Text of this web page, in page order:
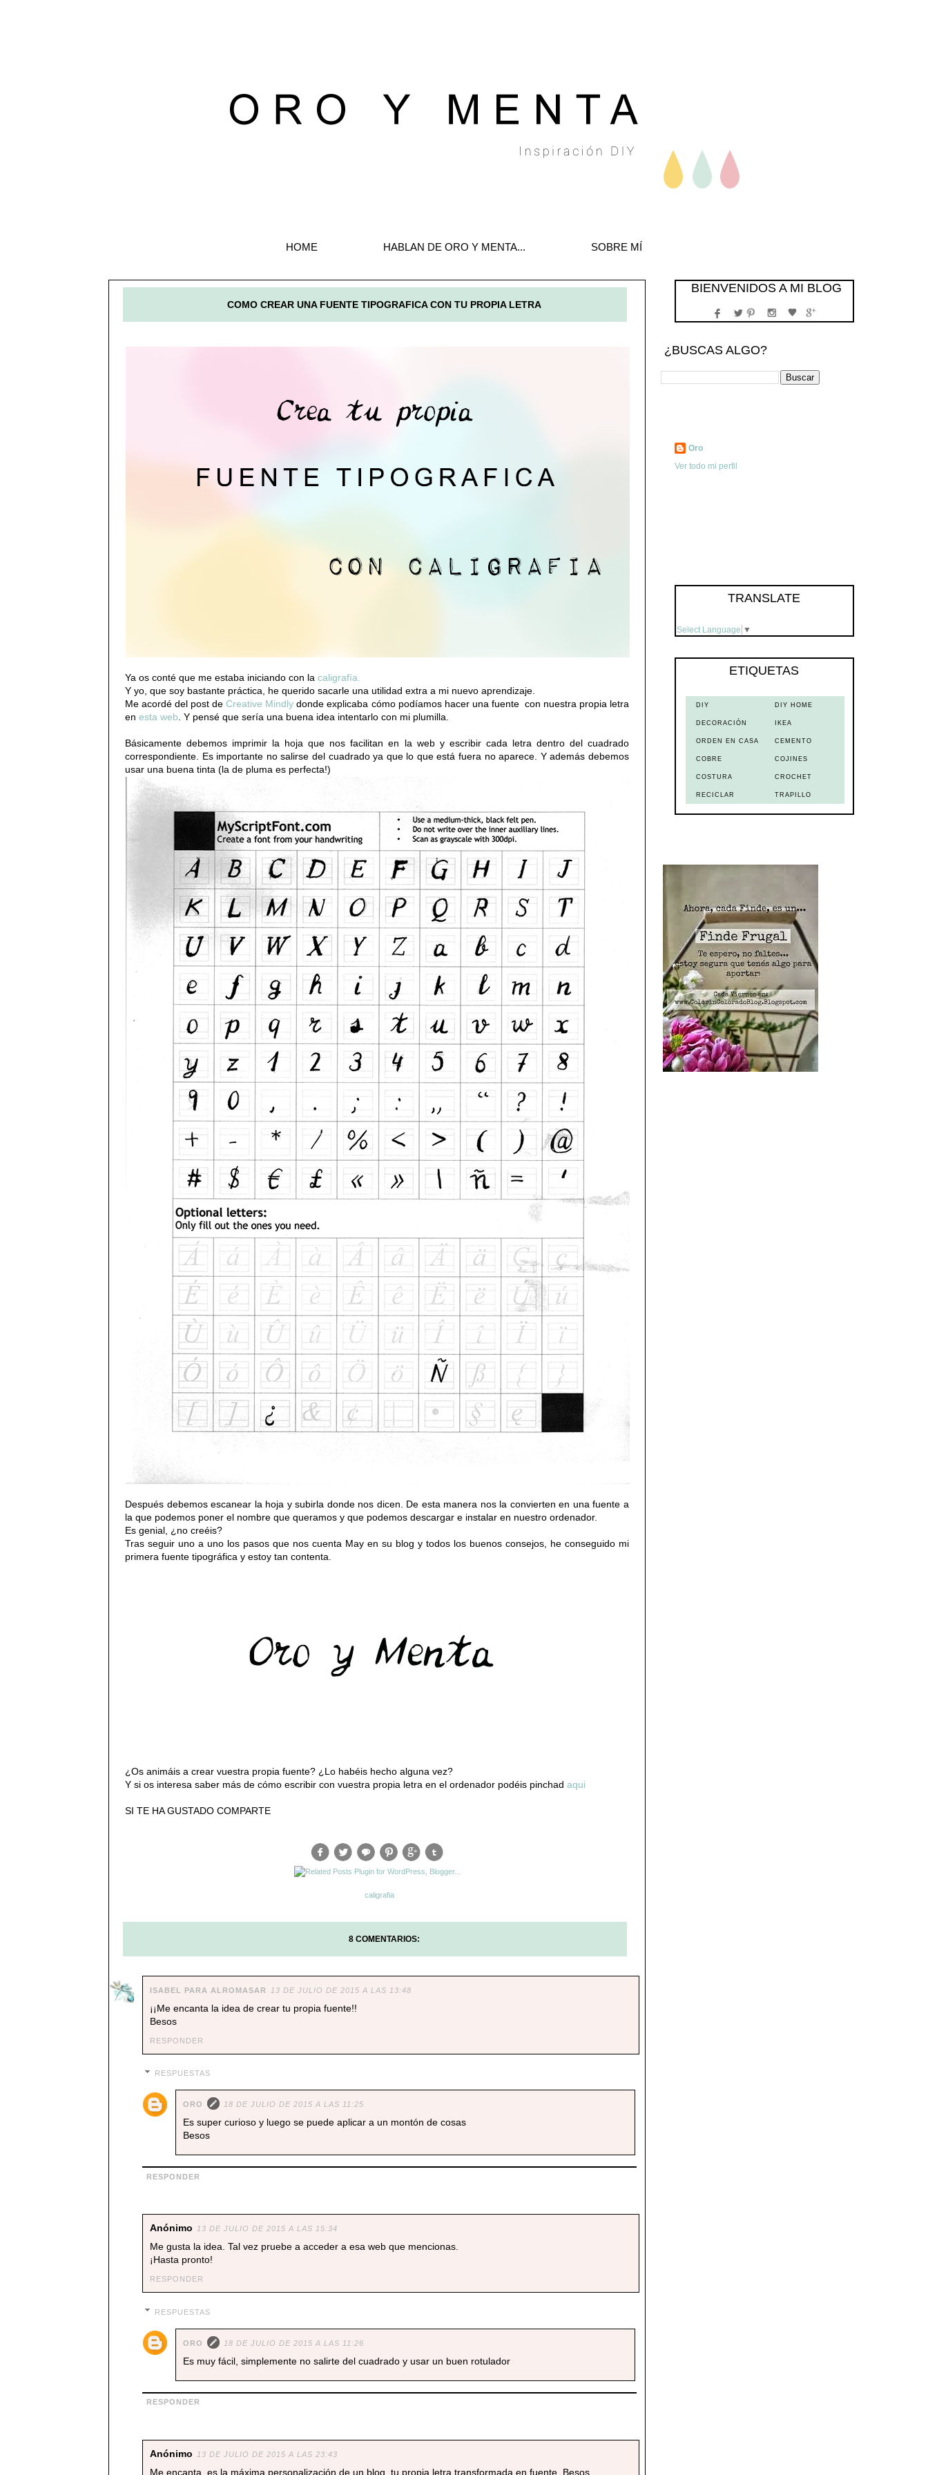
HOME HABLAN DE ORO Y MENTA... SOBRE MÍ
COMO CREAR UNA FUENTE TIPOGRAFICA CON TU PROPIA LETRA
Ya os conté que me estaba iniciando con la caligrafía.
Y yo, que soy bastante práctica, he querido sacarle una utilidad extra a mi nuevo aprendizaje.
Me acordé del post deCreative Mindly donde explicaba cómo podíamos hacer una fuente con nuestra propia letra
en esta web . Y pensé que sería una buena idea intentarlo con mi plumilla.
Básicamente debemos imprimir la hoja que nos facilitan en la web y escribir cada letra dentro del cuadrado
correspondiente. Es importante no salirse del cuadrado ya que lo que está fuera no aparece. Y además debemos
usar una buena tinta (la de pluma es perfecta!)
Después debemos escanear la hoja y subirla donde nos dicen. De esta manera nos la convierten en una fuente a
la que podemos poner el nombre que queramos y que podemos descargar e instalar en nuestro ordenador.
Es genial, ¿no creéis?
Tras seguir uno a uno los pasos que nos cuenta May en su blog y todos los buenos consejos, he conseguido mi
primera fuente tipográfica y estoy tan contenta.
¿Os animáis a crear vuestra propia fuente? ¿Lo habéis hecho alguna vez?
Y si os interesa saber más de cómo escribir con vuestra propia letra en el ordenador podéis pinchad aqui
SI TE HA GUSTADO COMPARTE
caligrafia
8 COMENTARIOS:
ISABEL PARA ALROMASAR 13 DE JULIO DE 2015 A LAS 13:48
¡¡Me encanta la idea de crear tu propia fuente!!
Besos
RESPONDER
RESPUESTAS
ORO 18 DE JULIO DE 2015 A LAS 11:25
Es super curioso y luego se puede aplicar a un montón de cosas
Besos
RESPONDER
Anónimo 13 DE JULIO DE 2015 A LAS 15:34
Me gusta la idea. Tal vez pruebe a acceder a esa web que mencionas.
¡Hasta pronto!
RESPONDER
RESPUESTAS
ORO 18 DE JULIO DE 2015 A LAS 11:26
Es muy fácil, simplemente no salirte del cuadrado y usar un buen rotulador
RESPONDER
Anónimo 13 DE JULIO DE 2015 A LAS 23:43
Me encanta, es la máxima personalización de un blog, tu propia letra transformada en fuente. Besos
BIENVENIDOS A MI BLOG
¿BUSCAS ALGO?
Oro
Ver todo mi perfil
TRANSLATE
Select Language ▼
ETIQUETAS
DIY DIY HOME
DECORACIÓN IKEA
ORDEN EN CASA CEMENTO
COBRE COJINES
COSTURA CROCHET
RECICLAR TRAPILLO